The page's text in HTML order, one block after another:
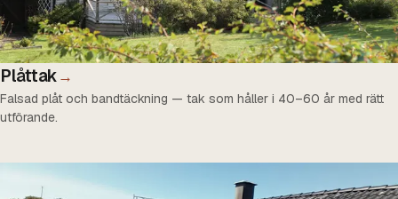
Plåttak→
Falsad plåt och bandtäckning — tak som håller i 40–60 år med rätt
utförande.